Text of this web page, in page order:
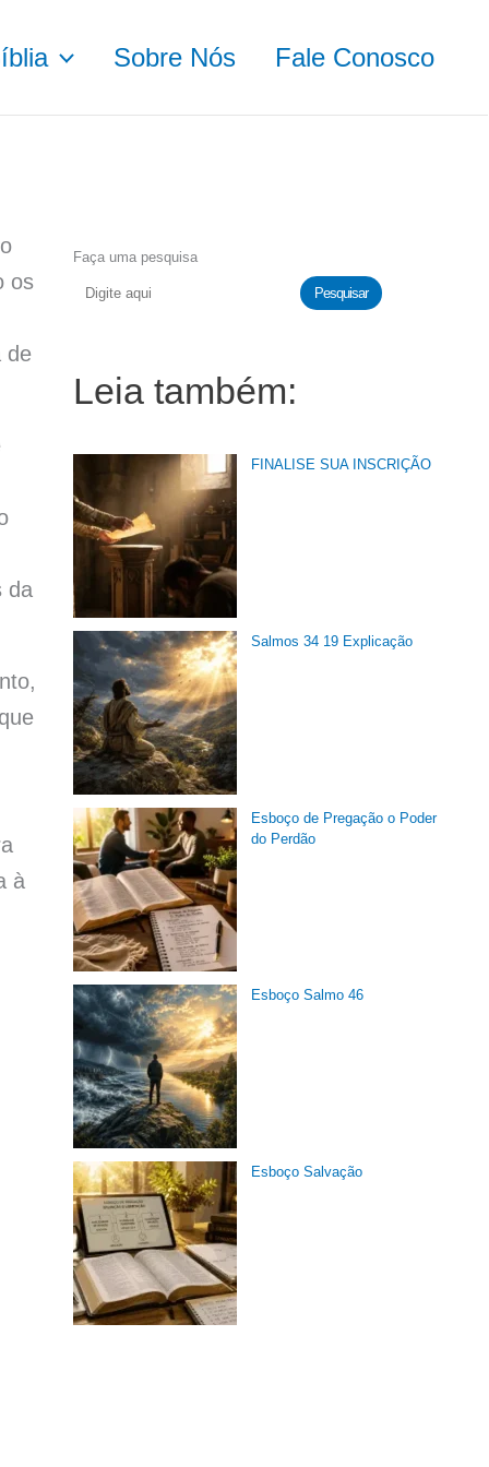
Sobre Nós Fale Conosco
os
de
da
à
Faça uma pesquisa
Pesquisar
Leia também:
FINALISE SUA INSCRIÇÃO
Salmos 34 19 Explicação
Esboço de Pregação o Poder
do Perdão
Esboço Salmo 46
Esboço Salvação